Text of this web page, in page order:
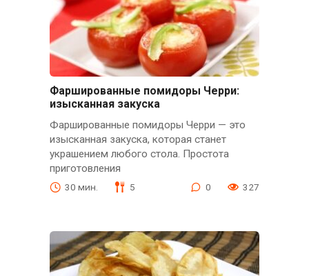
Фаршированные помидоры Черри:
изысканная закуска
Фаршированные помидоры Черри — это
изысканная закуска, которая станет
украшением любого стола. Простота
приготовления
30 мин. 5 0 327